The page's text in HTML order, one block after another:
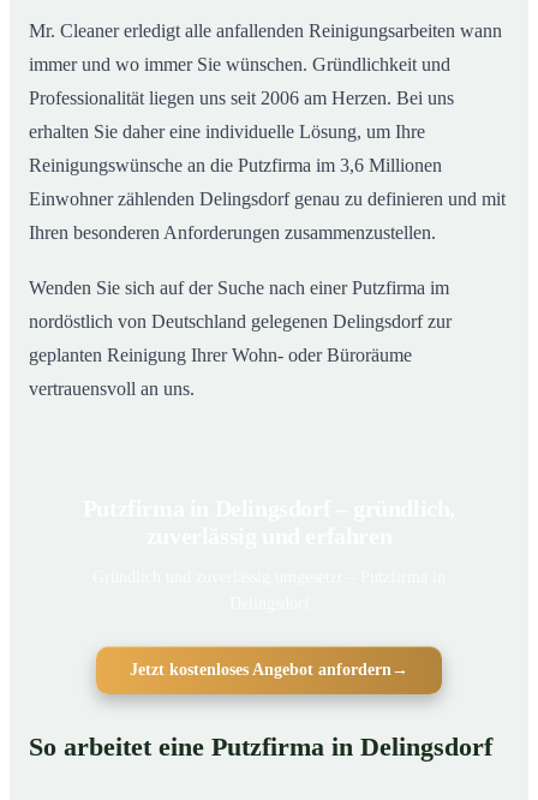
Mr. Cleaner erledigt alle anfallenden Reinigungsarbeiten wann
immer und wo immer Sie wünschen. Gründlichkeit und
Professionalität liegen uns seit 2006 am Herzen. Bei uns
erhalten Sie daher eine individuelle Lösung, um Ihre
Reinigungswünsche an die Putzfirma im 3,6 Millionen
Einwohner zählenden Delingsdorf genau zu definieren und mit
Ihren besonderen Anforderungen zusammenzustellen.
Wenden Sie sich auf der Suche nach einer Putzfirma im
nordöstlich von Deutschland gelegenen Delingsdorf zur
geplanten Reinigung Ihrer Wohn- oder Büroräume
vertrauensvoll an uns.
Jetzt kostenloses Angebot anfordern →
So arbeitet eine Putzfirma in Delingsdorf